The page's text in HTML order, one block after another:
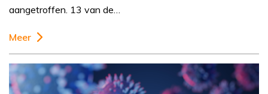
aangetroffen. 13 van de…
Meer